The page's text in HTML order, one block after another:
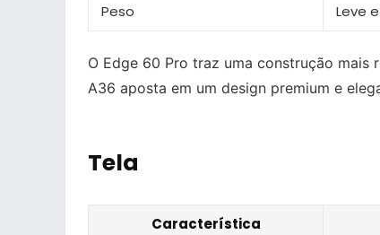
Peso Leve
O Edge 60 Pro traz uma construção
A36 aposta em um design premium e
Tela
Característica